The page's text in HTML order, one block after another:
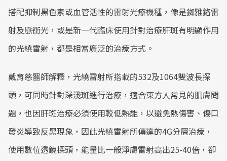
搭配抑制黑色素或血管活性的雷射光療機種，像是銣雅鉻雷
射及脈衝光，或是新一代臨床使用針對治療肝斑有明顯作用
的光繞雷射，都是相當廣泛的治療方式。
戴育慈醫師解釋，光繞雷射所搭載的532及1064雙波長探
頭，可同時針對深淺斑進行治療，適合東方人常見的肌膚問
題，也因肝斑治療必須使用較低熱能，以避免熱傷害、傷口
發炎導致反黑現象，因此光繞雷射所傳達的4G分層治療，
使用數位透鏡探頭，能量比一般淨膚雷射高出25-40倍，卻